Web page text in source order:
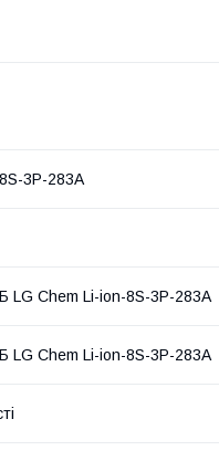
3P-283A
LG Chem Li-ion-8S-3P-283A
LG Chem Li-ion-8S-3P-283A